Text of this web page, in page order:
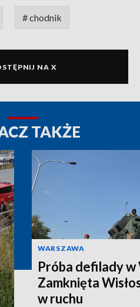
# chodnik
NA X
TAKŻE
WARSZAWA
Próba defilady w
Zamknięta
w ruchu